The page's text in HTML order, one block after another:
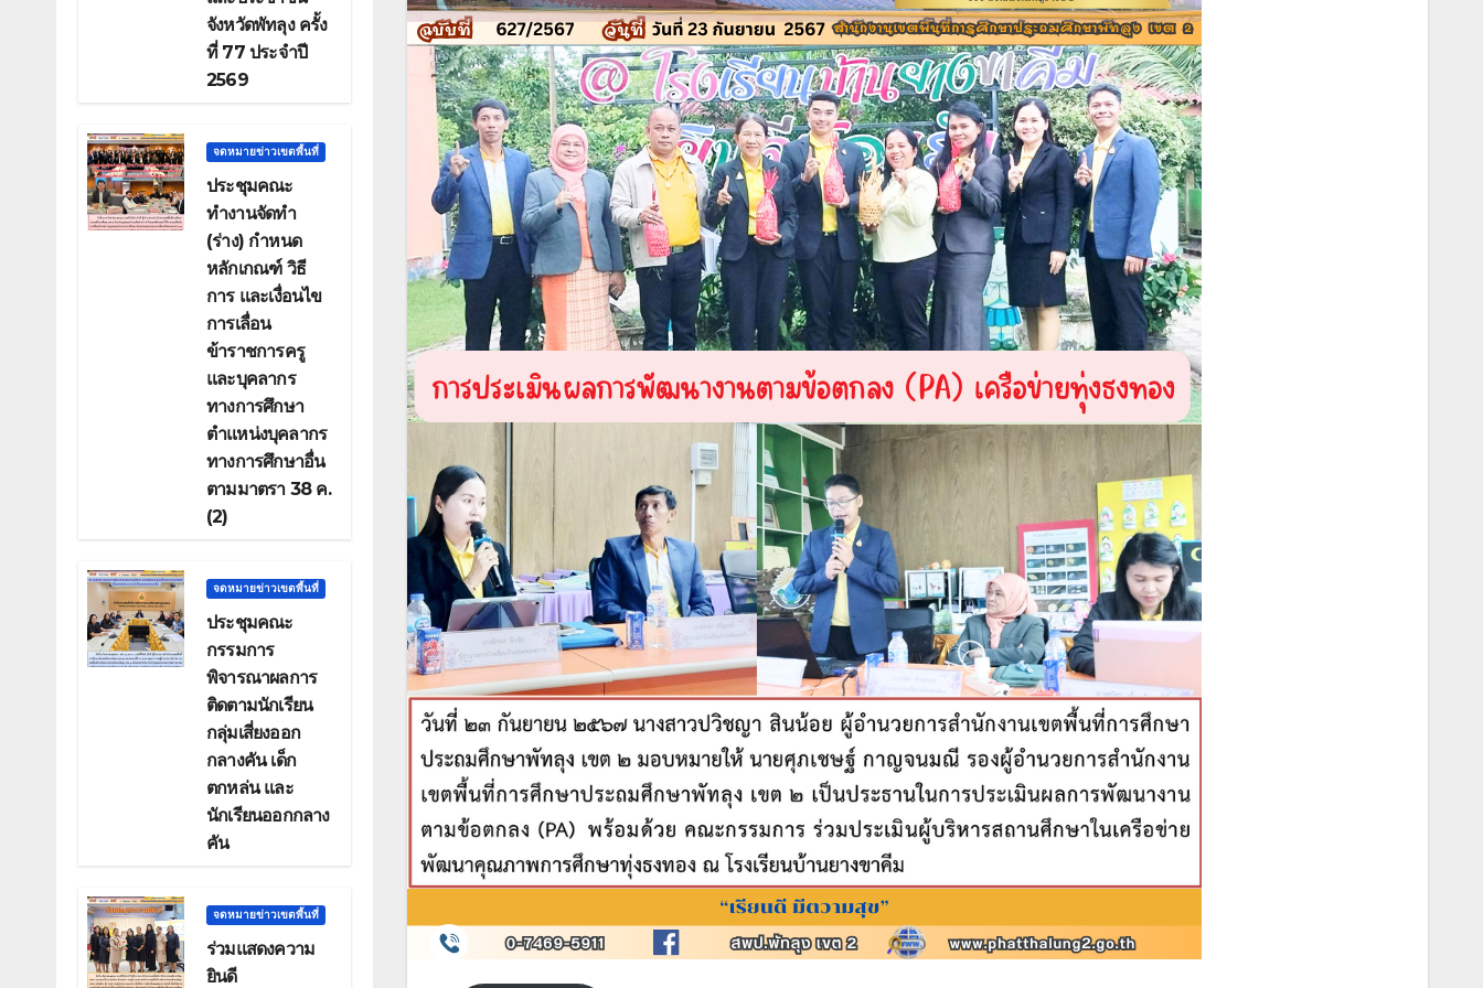
จังหวัดพัทลุง ครั้ง
ที่ 77 ประจำปี
2569
จดหมายข่าวเขตพื้นที่
ประชุมคณะ
ทำงานจัดทำ
(ร่าง) กำหนด
หลักเกณฑ์ วิธี
การ และเงื่อนไข
การเลื่อน
ข้าราชการครู
และบุคลากร
ทางการศึกษา
ตำแหน่งบุคลากร
ทางการศึกษาอื่น
ตามมาตรา 38 ค.
(2)
จดหมายข่าวเขตพื้นที่
ประชุมคณะ
กรรมการ
พิจารณาผลการ
ติดตามนักเรียน
กลุ่มเสี่ยงออก
กลางคัน เด็ก
ตกหล่น และ
นักเรียนออกกลาง
คัน
จดหมายข่าวเขตพื้นที่
ร่วมแสดงความ
ยินดี